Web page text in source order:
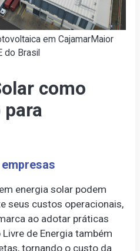
em CajamarMaior
do Brasil
como
energia solar podem
seus custos operacionais,
ao adotar práticas
de Energia também
tornando o custo da